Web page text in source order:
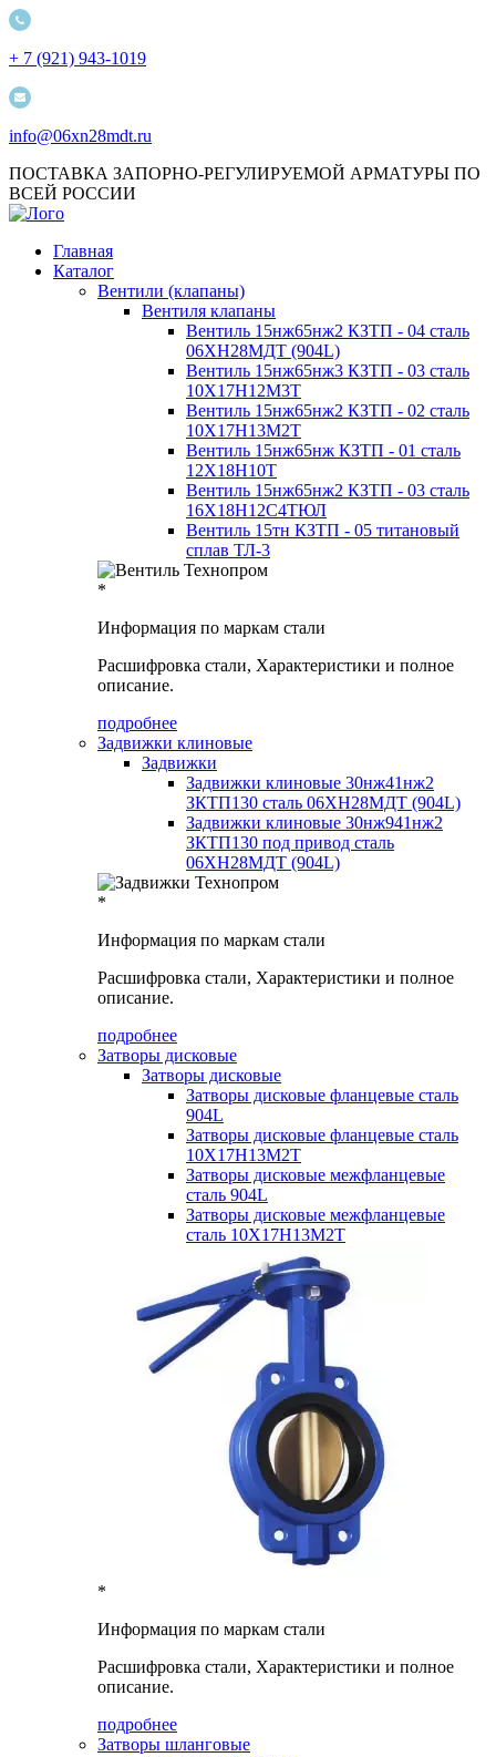
+ 7 (921) 943-1019
info@06xn28mdt.ru
ПОСТАВКА ЗАПОРНО-РЕГУЛИРУЕМОЙ АРМАТУРЫ ПО
ВСЕЙ РОССИИ
Главная
Каталог
Вентили (клапаны)
Вентиля клапаны
Вентиль 15нж65нж2 КЗТП - 04 сталь
06ХН28МДТ (904L)
Вентиль 15нж65нж3 КЗТП - 03 сталь
10Х17Н12М3Т
Вентиль 15нж65нж2 КЗТП - 02 сталь
10Х17Н13М2Т
Вентиль 15нж65нж КЗТП - 01 сталь
12Х18Н10Т
Вентиль 15нж65нж2 КЗТП - 03 сталь
16Х18Н12С4ТЮЛ
Вентиль 15тн КЗТП - 05 титановый
сплав ТЛ-3
*
Информация по маркам стали
Расшифровка стали, Характеристики и полное
описание.
подробнее
Задвижки клиновые
Задвижки
Задвижки клиновые 30нж41нж2
ЗКТП130 сталь 06ХН28МДТ (904L)
Задвижки клиновые 30нж941нж2
ЗКТП130 под привод сталь
06ХН28МДТ (904L)
*
Информация по маркам стали
Расшифровка стали, Характеристики и полное
описание.
подробнее
Затворы дисковые
Затворы дисковые
Затворы дисковые фланцевые сталь
904L
Затворы дисковые фланцевые сталь
10Х17Н13М2Т
Затворы дисковые межфланцевые
сталь 904L
Затворы дисковые межфланцевые
сталь 10Х17Н13М2Т
*
Информация по маркам стали
Расшифровка стали, Характеристики и полное
описание.
подробнее
Затворы шланговые